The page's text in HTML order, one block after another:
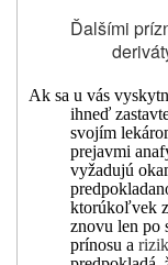
Ďalšími
Ak sa u vás
ihneď
svojím
prejavmi
vyžadujú
ktorúkoľvek
znovu len po
prínosu a